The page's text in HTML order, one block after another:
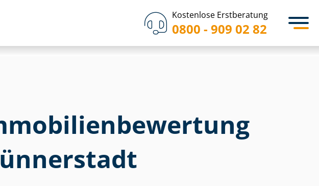
Kostenlose Erstberatung
0800 - 909 02 82